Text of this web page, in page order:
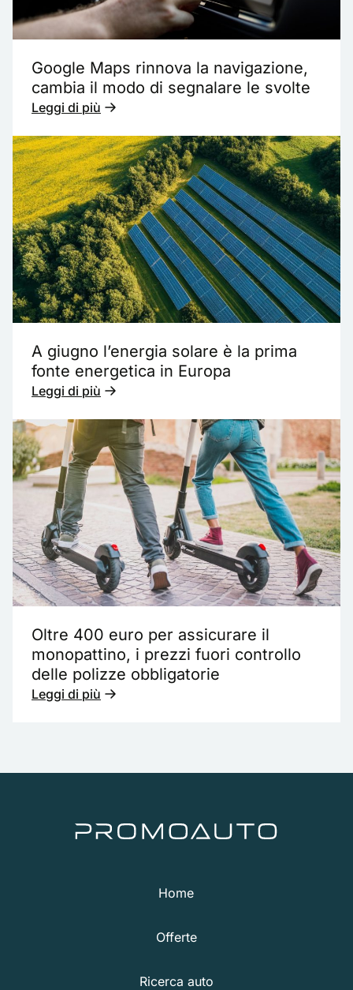
Google Maps rinnova la navigazione,
cambia il modo di segnalare le svolte
Leggi di più
A giugno l’energia solare è la prima
fonte energetica in Europa
Leggi di più
Oltre 400 euro per assicurare il
monopattino, i prezzi fuori controllo
delle polizze obbligatorie
Leggi di più
Home
Offerte
Ricerca auto